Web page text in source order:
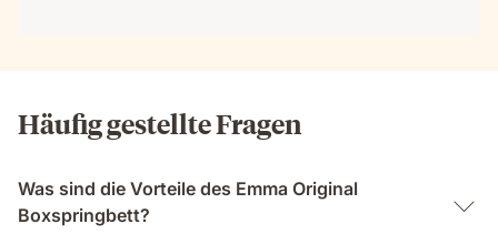
Häufig gestellte Fragen
Was sind die Vorteile des Emma Original
Boxspringbett?